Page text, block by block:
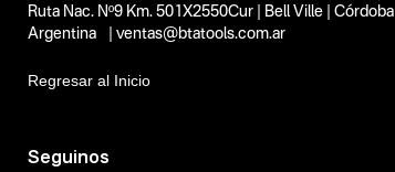
Tecnologia
No items found.
Ruta Nac. Nº9 Km. 501X2550Cur | Bell Ville | Córdoba |
Argentina | ventas@btatools.com.ar
Regresar al Inicio
Seguinos